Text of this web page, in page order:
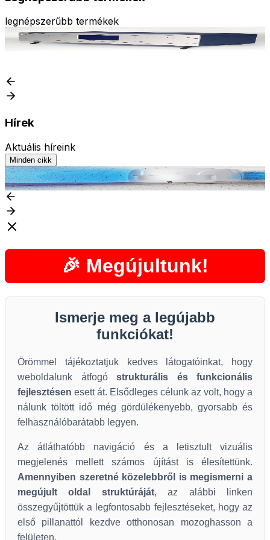
legnépszerűbb termékek
Enigma II - DR81000 vevőkészülék
Az árak bejelentkezés után válnak láthatóvá
Hírek
Aktuális híreink
Minden cikk
Teltonika információk
T
🎉 Megújultunk!
Ismerje meg a legújabb
funkciókat!
Örömmel tájékoztatjuk kedves látogatóinkat, hogy
weboldalunk átfogó strukturális és funkcionális
fejlesztésen esett át. Elsődleges célunk az volt, hogy a
nálunk töltött idő még gördülékenyebb, gyorsabb és
felhasználóbarátabb legyen.
Az átláthatóbb navigáció és a letisztult vizuális
megjelenés mellett számos újítást is élesítettünk.
Amennyiben szeretné közelebbről is megismerni a
megújult oldal struktúráját, az alábbi linken
összegyűjtöttük a legfontosabb fejlesztéseket, hogy az
első pillanattól kezdve otthonosan mozoghasson a
felületen.